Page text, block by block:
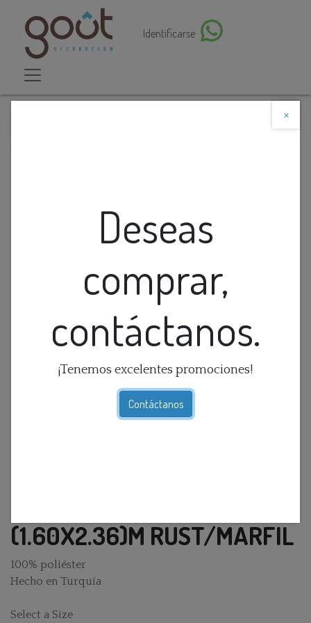
Identificarse
×
Deseas
comprar,
contáctanos.
¡Tenemos excelentes promociones!
Contáctanos
(1.60X2.36)M RUST/MARFIL
100% poliéster
Hecho en Turquía
Select a Size